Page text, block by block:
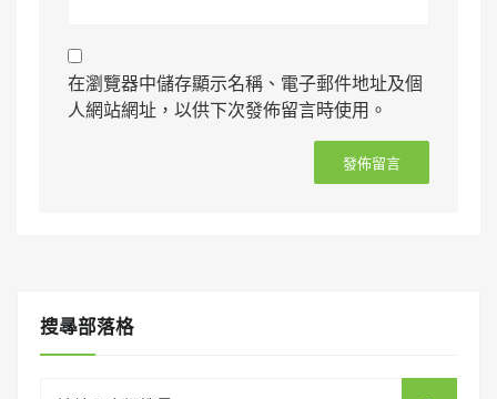
在瀏覽器中儲存顯示名稱、電子郵件地址及個
人網站網址，以供下次發佈留言時使用。
搜㝷部落格